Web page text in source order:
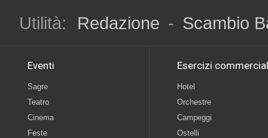
Utilità:
Redazione - Scambio
Eventi
Sagre
Teatro
Cinema
Feste
Esercizi
Hotel
Orchestre
Campeggi
Ostelli